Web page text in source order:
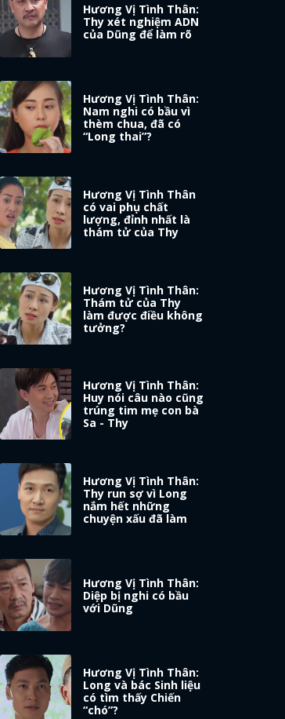
Hương Vị Tình Thân:
Thy xét nghiệm ADN
của Dũng để làm rõ
Hương Vị Tình Thân:
Nam nghi có bầu vì
thèm chua, đã có
“Long thai”?
Hương Vị Tình Thân
có vai phụ chất
lượng, đỉnh nhất là
thám tử của Thy
Hương Vị Tình Thân:
Thám tử của Thy
làm được điều không
tưởng?
Hương Vị Tình Thân:
Huy nói câu nào cũng
trúng tim mẹ con bà
Sa - Thy
Hương Vị Tình Thân:
Thy run sợ vì Long
nắm hết những
chuyện xấu đã làm
Hương Vị Tình Thân:
Diệp bị nghi có bầu
với Dũng
Hương Vị Tình Thân:
Long và bác Sinh liệu
có tìm thấy Chiến
“chó”?